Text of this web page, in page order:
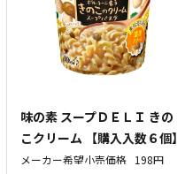
味の素 スープＤＥＬＩ きの
こクリーム 【購入入数６個】
メーカー希望小売価格 198円